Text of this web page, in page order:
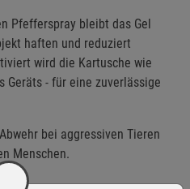
Pfefferspray bleibt das Gel
haften und reduziert
wird die Kartusche wie
Geräts - für eine zuverlässige
bei aggressiven Tieren
Menschen.